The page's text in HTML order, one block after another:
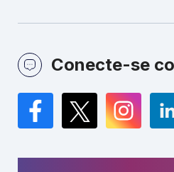
Conecte-se
Facebook
Twitter